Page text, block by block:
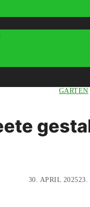
GARTEN
30. APRIL 202523.